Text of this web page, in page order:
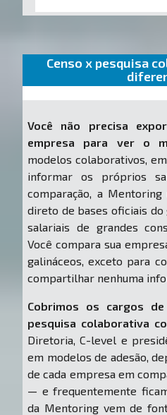
Censo x pesquisa
Você não precisa
empresa para ver o
modelos colaborativos,
informar os próprios
comparação, a
direto de bases oficiais do
salariais de grandes
Você compara sua
galináceos, exceto para
compartilhar nenhuma
Cobrimos os cargos
pesquisa colaborativa
Diretoria, C-level e
em modelos de adesão,
de cada empresa em
— e frequentemente
da Mentoring vem de